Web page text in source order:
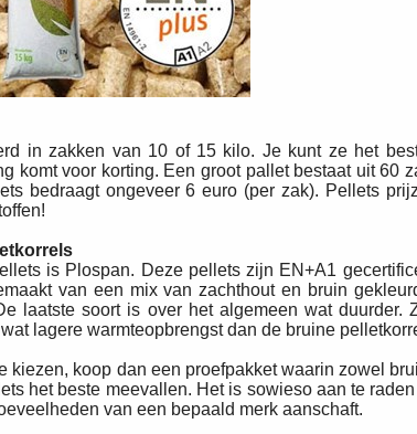
in zakken van 10 of 15 kilo. Je kunt ze het
komt voor korting. Een groot pallet bestaat uit 60
bedraagt ongeveer 6 euro (per zak). Pellets
is Plospan. Deze pellets zijn EN+A1
van een mix van zachthout en bruin
laatste soort is over het algemeen wat duurder.
lagere warmteopbrengst dan de bruine
kiezen, koop dan een proefpakket waarin zowel
het beste meevallen. Het is sowieso aan te
van een bepaald merk aanschaft.